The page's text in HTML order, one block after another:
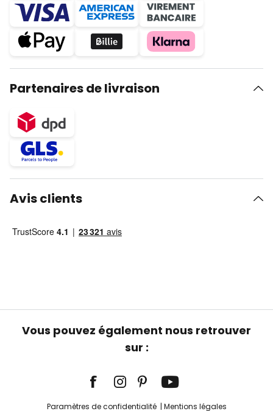
Partenaires de livraison
Avis clients
Vous pouvez également nous retrouver
sur :
Paramètres de confidentialité Mentions légales